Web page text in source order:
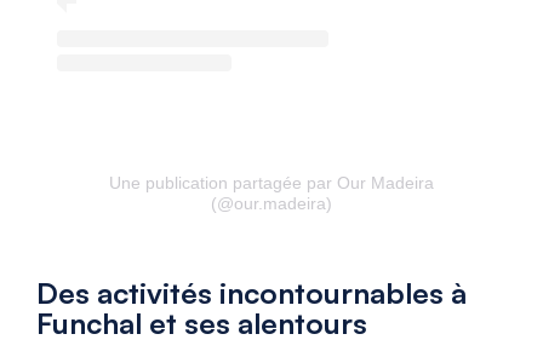
Une publication partagée par Our Madeira
(@our.madeira)
Des activités incontournables à
Funchal et ses alentours